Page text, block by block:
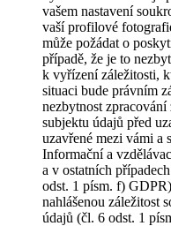
vašem nastavení
vaší profilové
může požádat o
případě, že je to
k vyřízení záležitosti,
situaci bude právním
nezbytnost
subjektu údajů před
uzavřené mezi vámi a
Informační a
a v ostatních
odst. 1 písm. f)
nahlášenou záležitost
údajů (čl. 6 odst. 1